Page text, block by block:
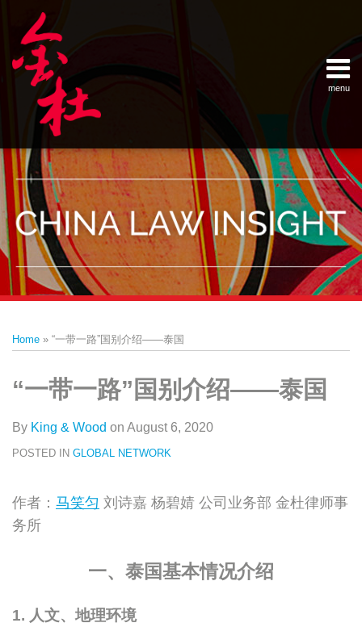
content
menu
Home
- 关于
金杜
Services
- 专业领
域
Contact
- 联系
我们
English
Example Link
China Banking Regulatory
China Insurance Regulatory
China Securities Regulatory
General Administration of Customs
Ministry of Commerce
National Development and Reform
Pacific Rim Advisory Council
State Administration for Industry &
State Administration of Foreign
Supreme People’s Court
World Law Group
RSS
LinkedIn
Weibo
Home » “一带一路”国别介绍——泰国
“一带一路”国别介绍——泰国
By King & Wood on August 6, 2020
POSTED IN GLOBAL NETWORK
作者： 马笑匀 刘诗嘉 杨碧婧 公司业务部 金杜律师事
务所
一、泰国基本情况介绍
1. 人文、地理环境
this
post
this
post
this
post
this
post
on
LinkedIn